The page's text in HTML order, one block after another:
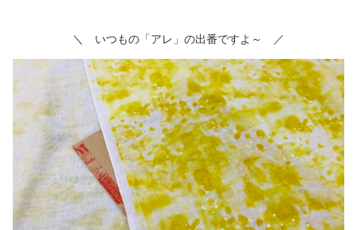
＼ いつもの「アレ」の出番ですよ～ ／